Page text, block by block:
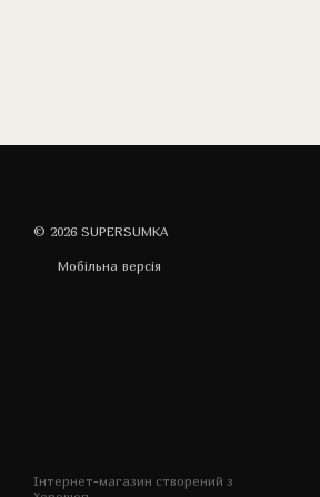
© 2026 SUPERSUMKA
Мобільна версія
Інтернет-магазин створений з